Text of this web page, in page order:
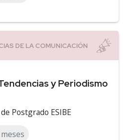
y Periodismo
Postgrado ESIBE